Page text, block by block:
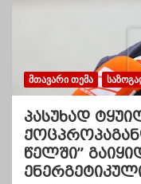
ᲛᲗᲐᲕᲐᲠᲘ ᲗᲔᲛᲐ
პასუხად
წელში”